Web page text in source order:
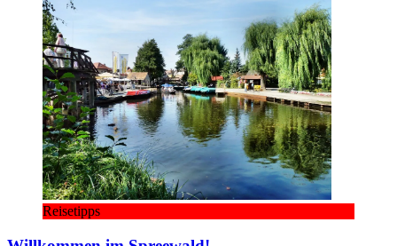
Reisetipps